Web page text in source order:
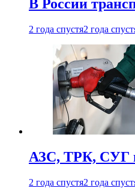
В России
2 года спустя2 года
АЗС, ТРК, СУГ
2 года спустя2 года